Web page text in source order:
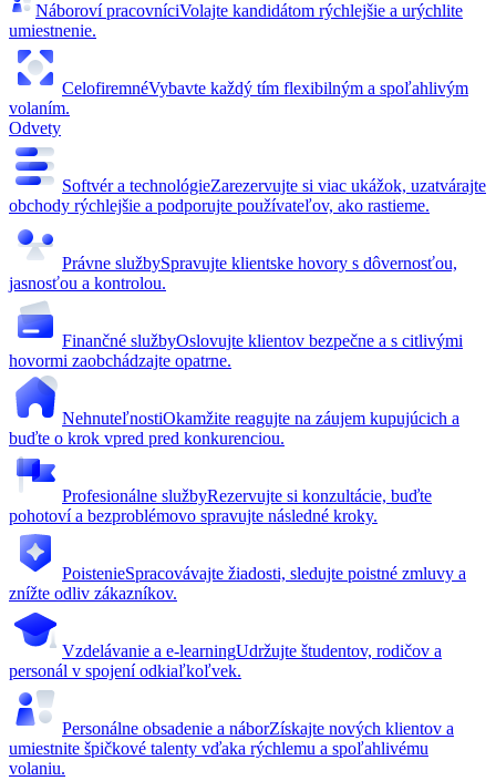
Náboroví pracovníciVolajte kandidátom rýchlejšie a urýchlite
umiestnenie.
CelofiremnéVybavte každý tím flexibilným a spoľahlivým
volaním.
Odvety
Softvér a technológieZarezervujte si viac ukážok, uzatvárajte
obchody rýchlejšie a podporujte používateľov, ako rastieme.
Právne službySpravujte klientske hovory s dôvernosťou,
jasnosťou a kontrolou.
Finančné službyOslovujte klientov bezpečne a s citlivými
hovormi zaobchádzajte opatrne.
NehnuteľnostiOkamžite reagujte na záujem kupujúcich a
buďte o krok vpred pred konkurenciou.
Profesionálne službyRezervujte si konzultácie, buďte
pohotoví a bezproblémovo spravujte následné kroky.
PoistenieSpracovávajte žiadosti, sledujte poistné zmluvy a
znížte odliv zákazníkov.
Vzdelávanie a e-learningUdržujte študentov, rodičov a
personál v spojení odkiaľkoľvek.
Personálne obsadenie a náborZískajte nových klientov a
umiestnite špičkové talenty vďaka rýchlemu a spoľahlivému
volaniu.